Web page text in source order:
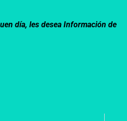
día, les desea Información de